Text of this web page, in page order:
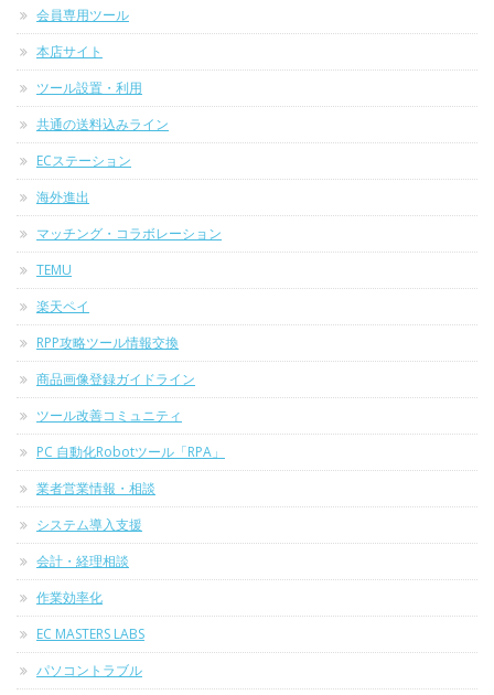
会員専用ツール
本店サイト
ツール設置・利用
共通の送料込みライン
ECステーション
海外進出
マッチング・コラボレーション
TEMU
楽天ペイ
RPP攻略ツール情報交換
商品画像登録ガイドライン
ツール改善コミュニティ
PC 自動化Robotツール「RPA」
業者営業情報・相談
システム導入支援
会計・経理相談
作業効率化
EC MASTERS LABS
パソコントラブル